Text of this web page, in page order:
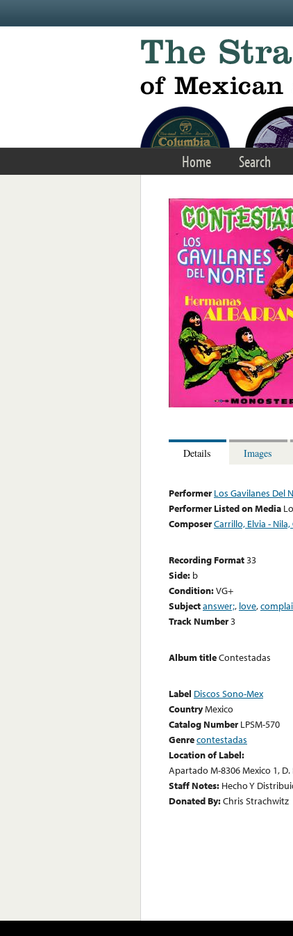
Home Search
Details Images
Performer Los Gavilanes Del
Performer Listed on Media
ComposerCarrillo, Elvia -
Recording Format33
Side: b
Condition:VG+
Subjectanswer;, love,
Track Number3
Album titleContestadas
Label Discos Sono-Mex
CountryMexico
Catalog Number LPSM-570
Genrecontestadas
Location of Label:
Apartado M-8306 Mexico 1, D.
Staff Notes: Hecho Y
Donated By:Chris Strachwitz